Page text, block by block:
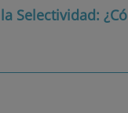
Selectividad: